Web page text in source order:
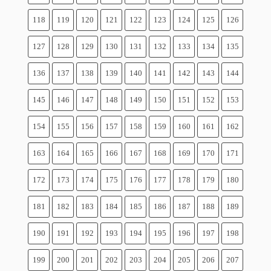
118 119 120 121 122 123 124 125 126
127 128 129 130 131 132 133 134 135
136 137 138 139 140 141 142 143 144
145 146 147 148 149 150 151 152 153
154 155 156 157 158 159 160 161 162
163 164 165 166 167 168 169 170 171
172 173 174 175 176 177 178 179 180
181 182 183 184 185 186 187 188 189
190 191 192 193 194 195 196 197 198
199 200 201 202 203 204 205 206 207